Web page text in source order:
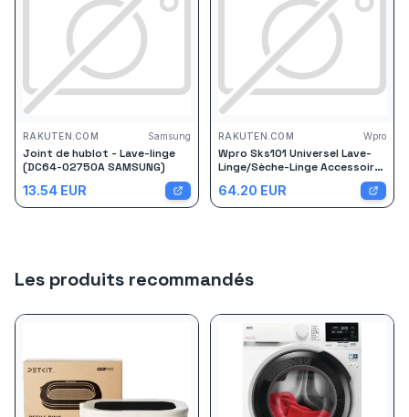
RAKUTEN.COM Samsung
Joint de hublot - Lave-linge
(DC64-02750A SAMSUNG)
13.54 EUR
RAKUTEN.COM Wpro
Wpro Sks101 Universel Lave-
Linge/Sèche-Linge Accessoire
64.20 EUR
Les produits recommandés